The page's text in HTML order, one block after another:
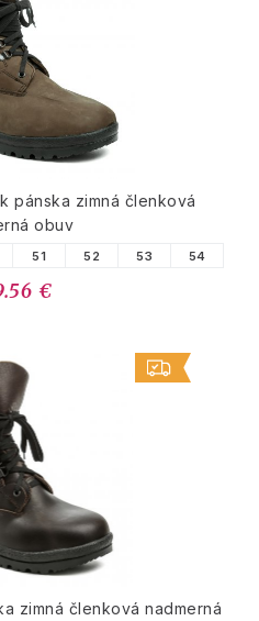
pánska zimná členková
obuv
51 52 53 54
€
zimná členková nadmerná